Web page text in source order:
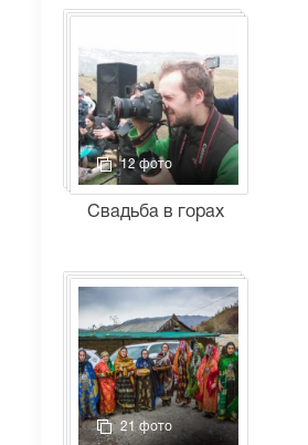
12 фото
Свадьба в горах
21 фото